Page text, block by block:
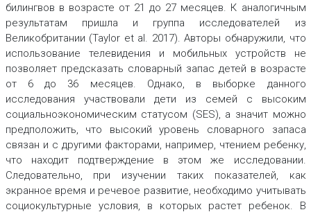
билингвов в возрасте от 21 до 27 месяцев. К аналогичным
результатам пришла и группа исследователей из
Великобритании (Taylor et al. 2017). Авторы обнаружили, что
использование телевидения и мобильных устройств не
позволяет предсказать словарный запас детей в возрасте
от 6 до 36 месяцев. Однако, в выборке данного
исследования участвовали дети из семей с высоким
социальноэкономическим статусом (SES), а значит можно
предположить, что высокий уровень словарного запаса
связан и с другими факторами, например, чтением ребенку,
что находит подтверждение в этом же исследовании.
Следовательно, при изучении таких показателей, как
экранное время и речевое развитие, необходимо учитывать
социокультурные условия, в которых растет ребенок. В